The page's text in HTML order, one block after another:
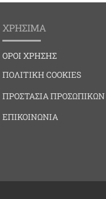
ΧΡΗΣΙΜΑ
ΟΡΟΙ ΧΡΗΣΗΣ
ΠΟΛΙΤΙΚΗ COOKIES
ΠΡΟΣΤΑΣΙΑ
ΕΠΙΚΟΙΝΩΝΙΑ